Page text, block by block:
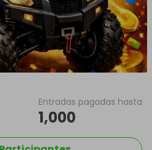
Entradas pagadas hasta
1,000